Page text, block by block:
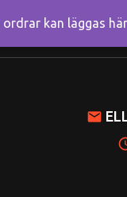
Mitt
kan läggas